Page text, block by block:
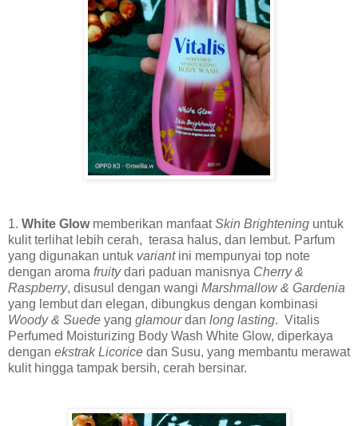
1. White Glowmemberikan manfaatSkin Brightening untuk
kulit terlihat lebih cerah, terasa halus, dan lembut. Parfum
yang digunakan untuk variantini mempunyai top note
dengan aroma fruitydari paduan manisnya Cherry &
Raspberry, disusul dengan wangi Marshmallow & Gardenia
yang lembut dan elegan, dibungkus dengan kombinasi
Woody & Suede yang glamourdan long lasting. Vitalis
Perfumed Moisturizing Body Wash White Glow, diperkaya
dengan ekstrak Licorice dan Susu, yang membantu merawat
kulit hingga tampak bersih, cerah bersinar.